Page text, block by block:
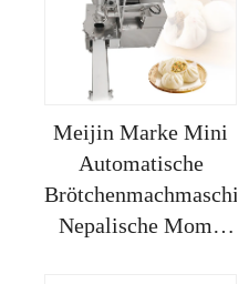
Meijin Marke Mini
Automatische
Brötchenmachmaschine
Nepalische Momo